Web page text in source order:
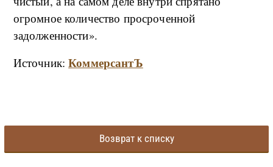
огромное количество просроченной
задолженности».
Источник:КоммерсантЪ
Возврат к списку